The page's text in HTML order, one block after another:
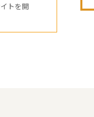
トを開